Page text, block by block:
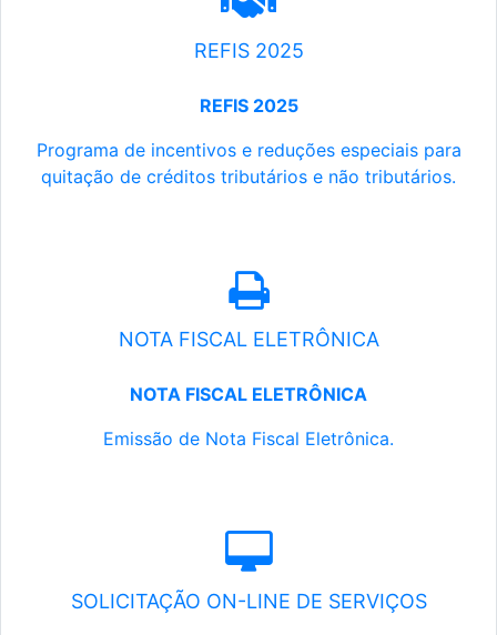
REFIS 2025
REFIS 2025
Programa de incentivos e reduções especiais para
quitação de créditos tributários e não tributários.
NOTA FISCAL ELETRÔNICA
NOTA FISCAL ELETRÔNICA
Emissão de Nota Fiscal Eletrônica.
SOLICITAÇÃO ON-LINE DE SERVIÇOS